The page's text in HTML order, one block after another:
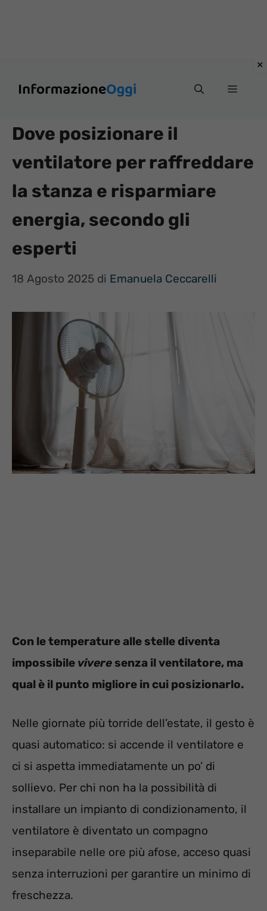
Menu
Dove posizionare il
ventilatore per raffreddare
la stanza e risparmiare
energia, secondo gli
esperti
18 Agosto 2025 di Emanuela Ceccarelli
Con le temperature alle stelle diventa
impossibile vivere senza il ventilatore, ma
qual è il punto migliore in cui posizionarlo.
Nelle giornate più torride dell’estate, il gesto è
quasi automatico: si accende il ventilatore e
ci si aspetta immediatamente un po’ di
sollievo. Per chi non ha la possibilità di
installare un impianto di condizionamento, il
ventilatore è diventato un compagno
inseparabile nelle ore più afose, acceso quasi
senza interruzioni per garantire un minimo di
freschezza.